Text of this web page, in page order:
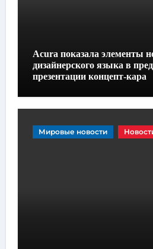
Acura показала элементы
дизайнерского языка в
презентации концепт-кара
Мировые новости